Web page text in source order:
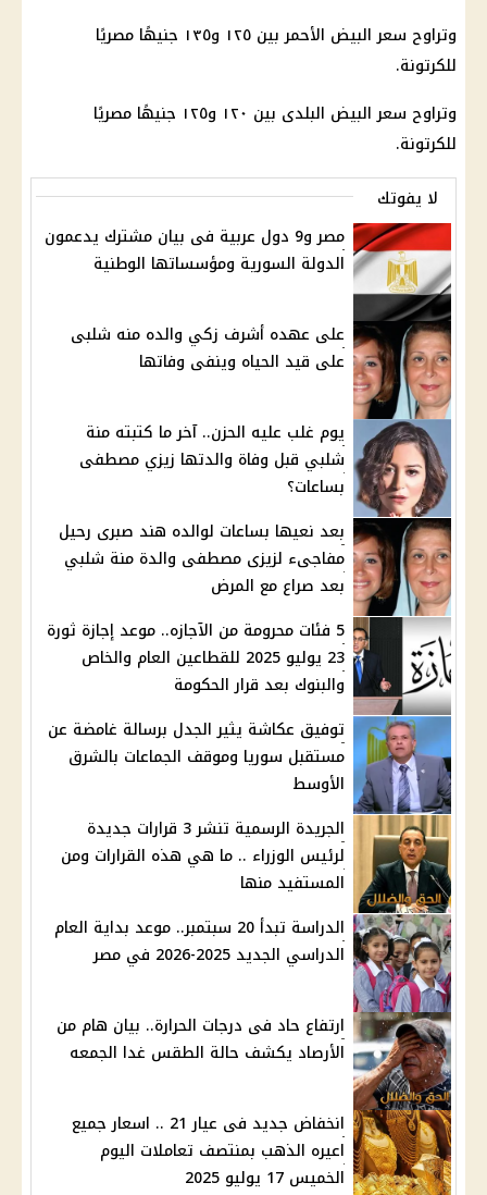
وتراوح سعر البيض الأحمر بين ١٢٥ و١٣٥ جنيهًا مصريًا
للكرتونة.
وتراوح سعر البيض البلدى بين ١٢٠ و١٢٥ جنيهًا مصريًا
للكرتونة.
لا يفوتك
مصر و9 دول عربية فى بيان مشترك يدعمون
الدولة السورية ومؤسساتها الوطنية
على عهده أشرف زكي والده منه شلبى
على قيد الحياه وينفى وفاتها
يوم غلب عليه الحزن.. آخر ما كتبته منة
شلبي قبل وفاة والدتها زيزي مصطفى
بساعات؟
بعد نعيها بساعات لوالده هند صبرى رحيل
مفاجىء لزيزى مصطفى والدة منة شلبي
بعد صراع مع المرض
5 فئات محرومة من الآجازه.. موعد إجازة ثورة
23 يوليو 2025 للقطاعين العام والخاص
والبنوك بعد قرار الحكومة
توفيق عكاشة يثير الجدل برسالة غامضة عن
مستقبل سوريا وموقف الجماعات بالشرق
الأوسط
الجريدة الرسمية تنشر 3 قرارات جديدة
لرئيس الوزراء .. ما هي هذه القرارات ومن
المستفيد منها
الدراسة تبدأ 20 سبتمبر.. موعد بداية العام
الدراسي الجديد 2025-2026 في مصر
ارتفاع حاد فى درجات الحرارة.. بيان هام من
الأرصاد يكشف حالة الطقس غدا الجمعه
انخفاض جديد فى عيار 21 .. اسعار جميع
اعيره الذهب بمنتصف تعاملات اليوم
الخميس 17 يوليو 2025